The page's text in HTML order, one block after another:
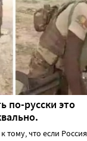
по-русски это
тому, что если Россия